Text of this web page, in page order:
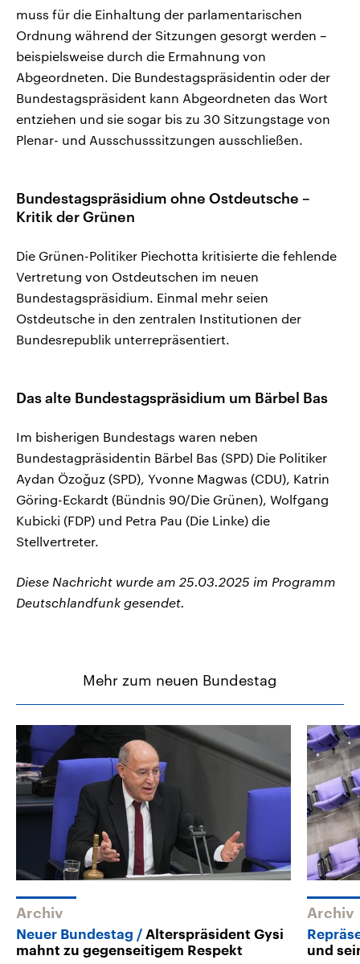
muss für die Einhaltung der parlamentarischen
Ordnung während der Sitzungen gesorgt werden –
beispielsweise durch die Ermahnung von
Abgeordneten. Die Bundestagspräsidentin oder der
Bundestagspräsident kann Abgeordneten das Wort
entziehen und sie sogar bis zu 30 Sitzungstage von
Plenar- und Ausschusssitzungen ausschließen.
Bundestagspräsidium ohne Ostdeutsche –
Kritik der Grünen
Die Grünen-Politiker Piechotta kritisierte die fehlende
Vertretung von Ostdeutschen im neuen
Bundestagspräsidium. Einmal mehr seien
Ostdeutsche in den zentralen Institutionen der
Bundesrepublik unterrepräsentiert.
Das alte Bundestagspräsidium um Bärbel Bas
Im bisherigen Bundestags waren neben
Bundestagpräsidentin Bärbel Bas (SPD) Die Politiker
Aydan Özoğuz (SPD), Yvonne Magwas (CDU), Katrin
Göring-Eckardt (Bündnis 90/Die Grünen), Wolfgang
Kubicki (FDP) und Petra Pau (Die Linke) die
Stellvertreter.
Diese Nachricht wurde am 25.03.2025 im Programm
Deutschlandfunk gesendet.
Mehr zum neuen Bundestag
Archiv
Neuer Bundestag
Alterspräsident Gysi
mahnt zu gegenseitigem Respekt
Archiv
und